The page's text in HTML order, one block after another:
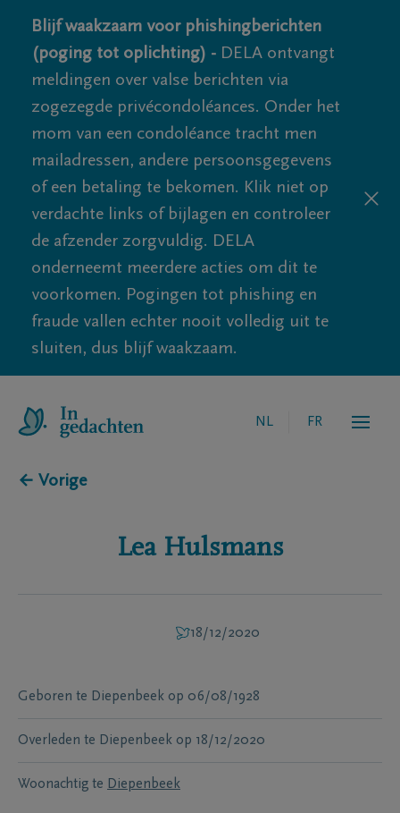
Blijf waakzaam voor phishingberichten
(poging tot oplichting) - DELA ontvangt
meldingen over valse berichten via
zogezegde privécondoléances. Onder het
mom van een condoléance tracht men
mailadressen, andere persoonsgegevens
of een betaling te bekomen. Klik niet op
verdachte links of bijlagen en controleer
de afzender zorgvuldig. DELA
onderneemt meerdere acties om dit te
voorkomen. Pogingen tot phishing en
fraude vallen echter nooit volledig uit te
sluiten, dus blijf waakzaam.
NL FR
← Vorige
Lea Hulsmans
18/12/2020
Geboren te Diepenbeek op 06/08/1928
Overleden te Diepenbeek op 18/12/2020
Woonachtig te Diepenbeek